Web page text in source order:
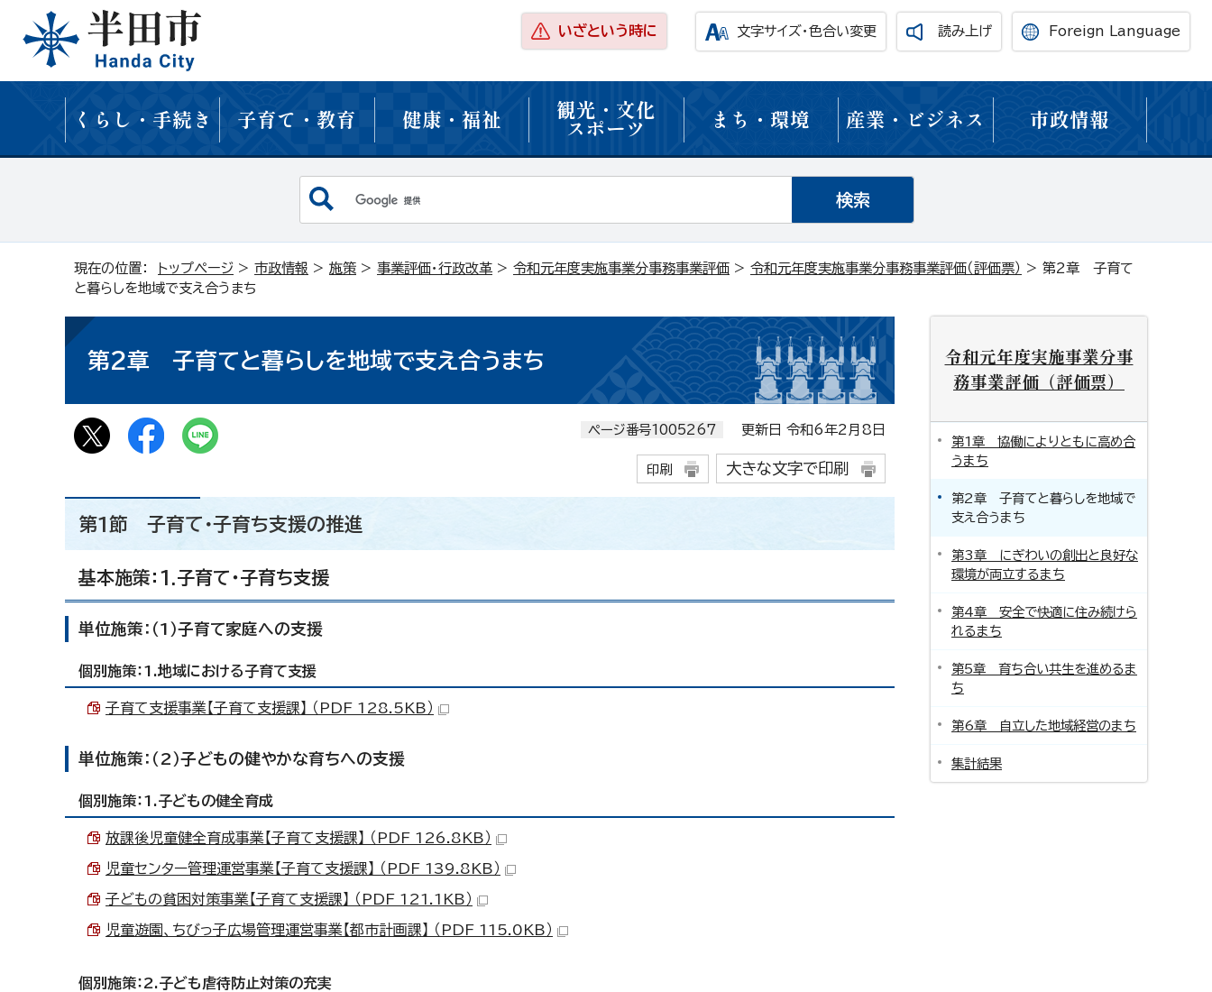
いざという時に 文字サイズ・色合い変更 読み上げ Foreign Language
くらし・手続き 子育て・教育 健康・福祉 観光・文化
スポーツ まち・環境 産業・ビジネス 市政情報
現在の位置： トップページ > 市政情報 > 施策 > 事業評価・行政改革 > 令和元年度実施事業分事務事業評価 > 令和元年度実施事業分事務事業評価（評価票） > 第2章 子育て
と暮らしを地域で支え合うまち
第2章 子育てと暮らしを地域で支え合うまち
ページ番号1005267 更新日 令和6年2月8日
印刷 大きな文字で印刷
第1節 子育て・子育ち支援の推進
基本施策：1.子育て・子育ち支援
単位施策：（1）子育て家庭への支援
個別施策：1.地域における子育て支援
子育て支援事業【子育て支援課】 （PDF 128.5KB）
単位施策：（2）子どもの健やかな育ちへの支援
個別施策：1.子どもの健全育成
放課後児童健全育成事業【子育て支援課】 （PDF 126.8KB）
児童センター管理運営事業【子育て支援課】 （PDF 139.8KB）
子どもの貧困対策事業【子育て支援課】 （PDF 121.1KB）
児童遊園、ちびっ子広場管理運営事業【都市計画課】 （PDF 115.0KB）
個別施策：2.子ども虐待防止対策の充実
令和元年度実施事業分事
務事業評価（評価票）
第1章 協働によりともに高め合
うまち
第2章 子育てと暮らしを地域で
支え合うまち
第3章 にぎわいの創出と良好な
環境が両立するまち
第4章 安全で快適に住み続けら
れるまち
第5章 育ち合い共生を進めるま
ち
第6章 自立した地域経営のまち
集計結果